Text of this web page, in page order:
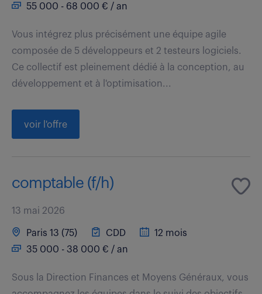
55 000 - 68 000 € / an
Vous intégrez plus précisément une équipe agile
composée de 5 développeurs et 2 testeurs logiciels.
Ce collectif est pleinement dédié à la conception, au
développement et à l'optimisation...
voir l'offre
comptable (f/h)
13 mai 2026
Paris 13 (75) CDD
12 mois
35 000 - 38 000 € / an
Sous la Direction Finances et Moyens Généraux, vous